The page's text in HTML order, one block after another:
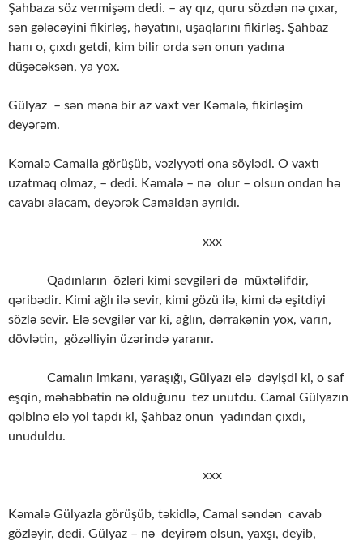
Şahbaza söz vermişəm dedi. – ay qız, quru sözdən nə çıxar,
sən gələcəyini fikirləş, həyatını, uşaqlarını fikirləş. Şahbaz
hanı o, çıxdı getdi, kim bilir orda sən onun yadına
düşəcəksən, ya yox.
Gülyaz – sən mənə bir az vaxt ver Kəmalə, fikirləşim
deyərəm.
Kəmalə Camalla görüşüb, vəziyyəti ona söylədi. O vaxtı
uzatmaq olmaz, – dedi. Kəmalə – nə olur – olsun ondan hə
cavabı alacam, deyərək Camaldan ayrıldı.
xxx
Qadınların özləri kimi sevgiləri də müxtəlifdir,
qəribədir. Kimi ağlı ilə sevir, kimi gözü ilə, kimi də eşitdiyi
sözlə sevir. Elə sevgilər var ki, ağlın, dərrakənin yox, varın,
dövlətin, gözəlliyin üzərində yaranır.
Camalın imkanı, yaraşığı, Gülyazı elə dəyişdi ki, o saf
eşqin, məhəbbətin nə olduğunu tez unutdu. Camal Gülyazın
qəlbinə elə yol tapdı ki, Şahbaz onun yadından çıxdı,
unuduldu.
xxx
Kəmalə Gülyazla görüşüb, təkidlə, Camal səndən cavab
gözləyir, dedi. Gülyaz – nə deyirəm olsun, yaxşı, deyib,